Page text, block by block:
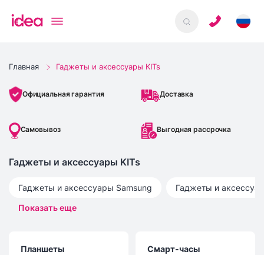
Главная Гаджеты и аксессуары KITs
Официальная гарантия Доставка
Самовывоз Выгодная рассрочка
Гаджеты и аксессуары KITs
Гаджеты и аксессуары Samsung
Гаджеты и
Показать еще
Планшеты Смарт-часы